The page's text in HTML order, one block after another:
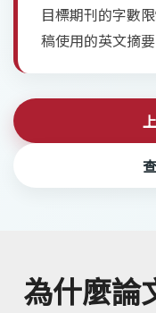
目標期刊的字數
稿使用的英文摘要
為什麼論